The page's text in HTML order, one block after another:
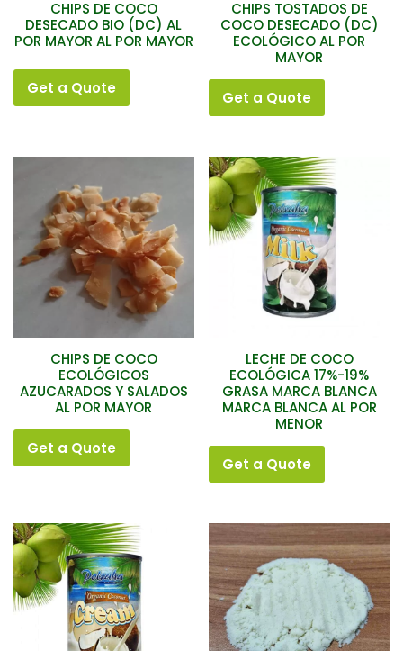
CHIPS DE COCO
DESECADO BIO (DC) AL
POR MAYOR AL POR MAYOR
Get a Quote
CHIPS TOSTADOS DE
COCO DESECADO (DC)
ECOLÓGICO AL POR
MAYOR
Get a Quote
CHIPS DE COCO
ECOLÓGICOS
AZUCARADOS Y SALADOS
AL POR MAYOR
Get a Quote
LECHE DE COCO
ECOLÓGICA 17%-19%
GRASA MARCA BLANCA
MARCA BLANCA AL POR
MENOR
Get a Quote